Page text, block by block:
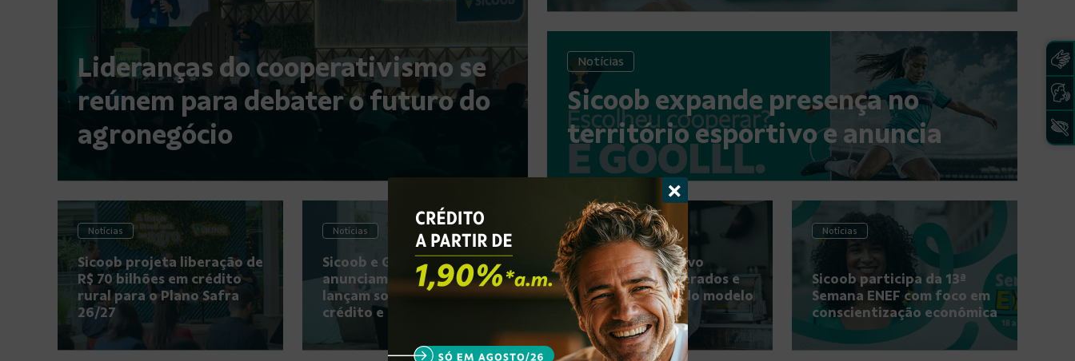
×
Lideranças do cooperativismo se
reúnem para debater o futuro do
agronegócio
Sicoob expande presença no
território esportivo e anuncia
pat...
Notícias
Sicoob projeta liberação de
R$ 70 bilhões em crédito
rural para o Plano Safra
26/27
Sicoob e Grupo HDI
anunciam parceria e
lançam solução que une
crédito e seguro em uma...
Notícias
Sicoob alcança novo
patamar de cooperados e
reafirma a força do modelo
cooperativo no...
Sicoob participa da 13ª
Semana ENEF com foco em
conscientização econômica